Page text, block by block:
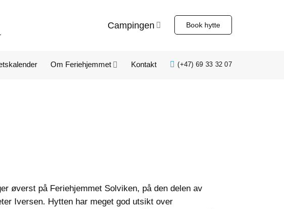
Campingen Book hytte
Om Feriehjemmet Kontakt (+47) 69 33 32 07
øverst på Feriehjemmet Solviken, på den delen av
Iversen. Hytten har meget god utsikt over